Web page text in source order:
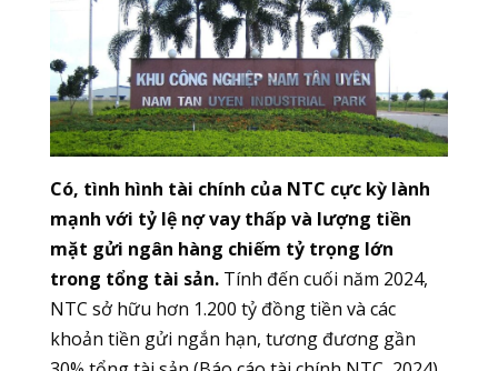
Có, tình hình tài chính của NTC cực kỳ lành
mạnh với tỷ lệ nợ vay thấp và lượng tiền
mặt gửi ngân hàng chiếm tỷ trọng lớn
trong tổng tài sản.Tính đến cuối năm 2024,
NTC sở hữu hơn 1.200 tỷ đồng tiền và các
khoản tiền gửi ngắn hạn, tương đương gần